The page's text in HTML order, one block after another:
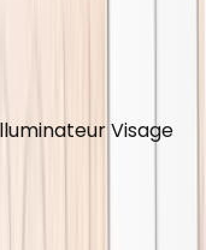
Visage